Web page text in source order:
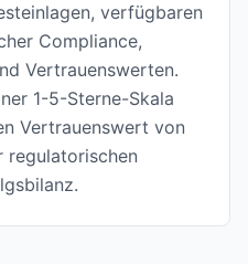
verfügbaren
Compliance,
Vertrauenswerten.
1-5-Sterne-Skala
Vertrauenswert von
regulatorischen